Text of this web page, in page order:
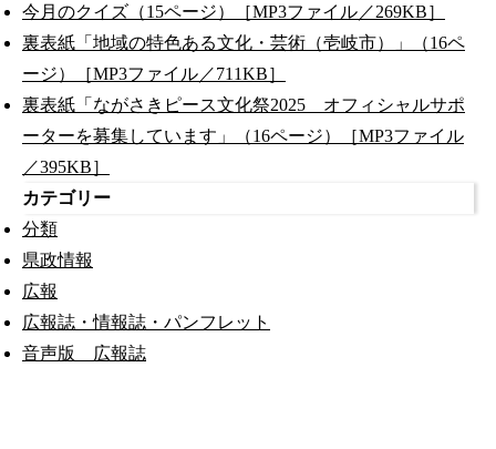
今月のクイズ（15ページ）［MP3ファイル／269KB］
裏表紙「地域の特色ある文化・芸術（壱岐市）」（16ペ
ージ）［MP3ファイル／711KB］
裏表紙「ながさきピース文化祭2025 オフィシャルサポ
ーターを募集しています」（16ページ）［MP3ファイル
／395KB］
カテゴリー
分類
県政情報
広報
広報誌・情報誌・パンフレット
音声版 広報誌